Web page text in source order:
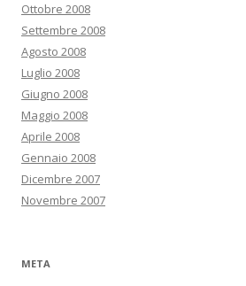
Ottobre 2008
Settembre 2008
Agosto 2008
Luglio 2008
Giugno 2008
Maggio 2008
Aprile 2008
Gennaio 2008
Dicembre 2007
Novembre 2007
META